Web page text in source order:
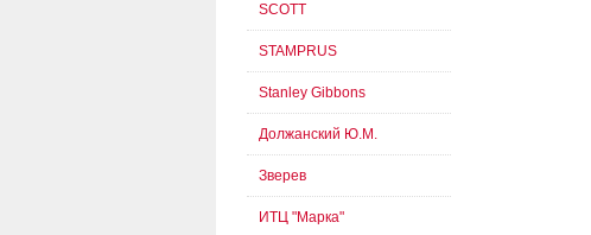
SCOTT
STAMPRUS
Stanley Gibbons
Должанский Ю.М.
Зверев
ИТЦ "Марка"